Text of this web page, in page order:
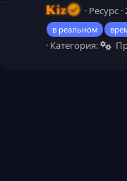
Kiz Ресурс
в реальном
Категория: